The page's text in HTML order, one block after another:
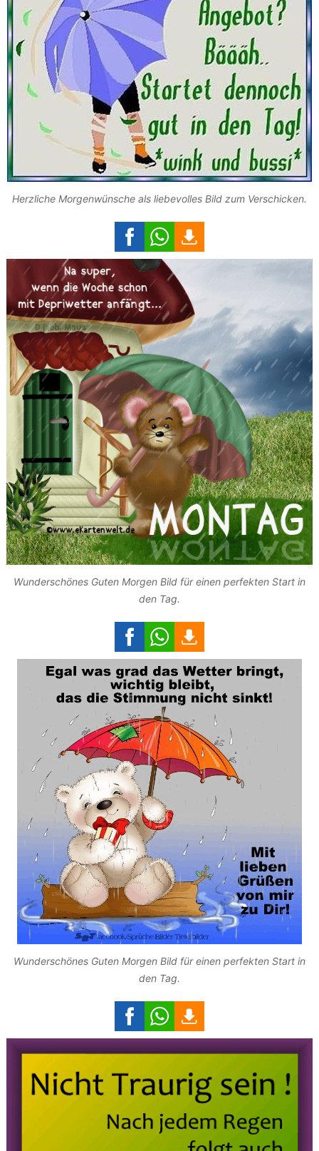
Herzliche Morgenwünsche als liebevolles Bild zum Verschicken.
Wunderschönes Guten Morgen Bild für einen perfekten Start in
den Tag.
Wunderschönes Guten Morgen Bild für einen perfekten Start in
den Tag.